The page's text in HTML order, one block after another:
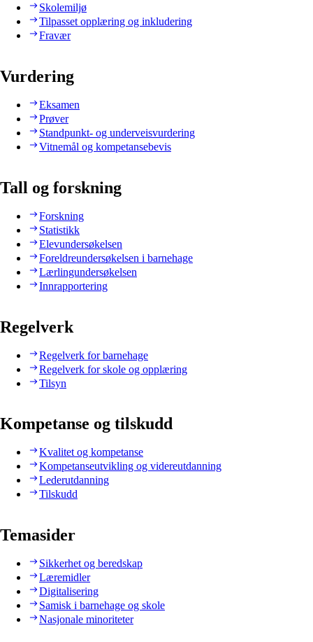
Skolemiljø
Tilpasset opplæring og inkludering
Fravær
Vurdering
Eksamen
Prøver
Standpunkt- og underveisvurdering
Vitnemål og kompetansebevis
Tall og forskning
Forskning
Statistikk
Elevundersøkelsen
Foreldreundersøkelsen i barnehage
Lærlingundersøkelsen
Innrapportering
Regelverk
Regelverk for barnehage
Regelverk for skole og opplæring
Tilsyn
Kompetanse og tilskudd
Kvalitet og kompetanse
Kompetanseutvikling og videreutdanning
Lederutdanning
Tilskudd
Temasider
Sikkerhet og beredskap
Læremidler
Digitalisering
Samisk i barnehage og skole
Nasjonale minoriteter